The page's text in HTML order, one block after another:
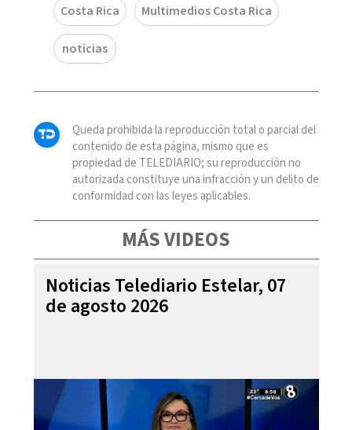
Costa Rica Multimedios Costa Rica
noticias
Queda prohibida la reproducción total o parcial del
contenido de esta página, mismo que es
propiedad de TELEDIARIO; su reproducción no
autorizada constituye una infracción y un delito de
conformidad con las leyes aplicables.
MÁS VIDEOS
Noticias Telediario Estelar, 07
de agosto 2026